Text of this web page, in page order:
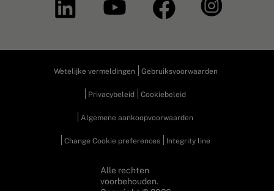
Wetelijke vermeldingen Gebruiksvoorwaarden
Privacybeleid Cookiebeleid
Algemene aankoopvoorwaarden
Change Cookie preferences Integrity line
Alle rechten
voorbehouden.